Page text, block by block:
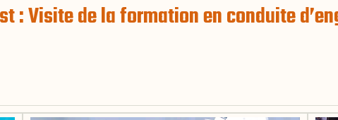
: Visite de la formation en conduite